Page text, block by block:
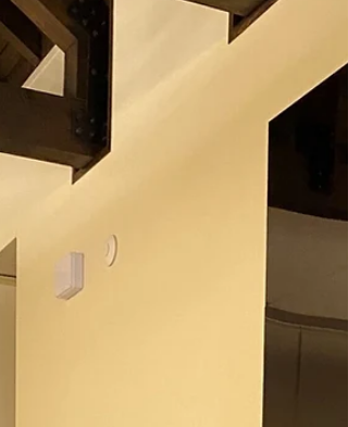
warum Somabay zu den besonderen
Golfdestinationen zählt. Der Golfplatz ist
eingebettet in eine beeindruckende
Landschaft und bietet eine Kulisse, die jede
Runde zu etwas Besonderem macht. Golfen
mit Blick auf das Rote Meer Der Platz in
Somabay überzeugte durch exzellent
gepflegte Fairways, anspruchsvolle Greens